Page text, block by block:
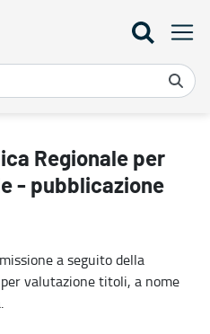
Regionale per
- pubblicazione
a seguito della
valutazione titoli, a nome